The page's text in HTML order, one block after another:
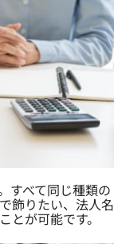
すべて同じ種類の
飾りたい、法人名
が可能です。